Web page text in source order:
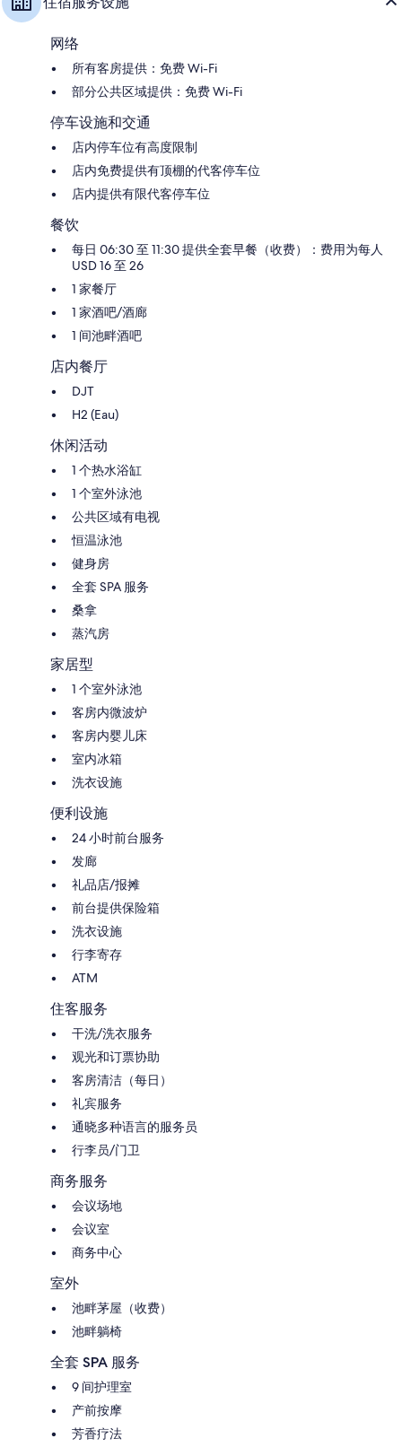
大
道
网络
所有客房提供：免费 Wi-Fi
部分公共区域提供：免费 Wi-Fi
停车设施和交通
店内停车位有高度限制
店内免费提供有顶棚的代客停车位
店内提供有限代客停车位
餐饮
每日 06:30 至 11:30 提供全套早餐（收费）：费用为每人
USD 16 至 26
1 家餐厅
1 家酒吧/酒廊
1 间池畔酒吧
店内餐厅
DJT
H2 (Eau)
休闲活动
1 个热水浴缸
1 个室外泳池
公共区域有电视
恒温泳池
健身房
全套 SPA 服务
桑拿
蒸汽房
家居型
1 个室外泳池
客房内微波炉
客房内婴儿床
室内冰箱
洗衣设施
便利设施
24 小时前台服务
发廊
礼品店/报摊
前台提供保险箱
洗衣设施
行李寄存
ATM
住客服务
干洗/洗衣服务
观光和订票协助
客房清洁（每日）
礼宾服务
通晓多种语言的服务员
行李员/门卫
商务服务
会议场地
会议室
商务中心
室外
池畔茅屋（收费）
池畔躺椅
全套 SPA 服务
9 间护理室
产前按摩
芳香疗法